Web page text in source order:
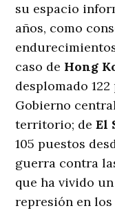
su espacio
años, como
caso de Hong
desplomado
Gobierno
territorio; deEl
105 puestos
guerra contra
que ha vivido
represión en